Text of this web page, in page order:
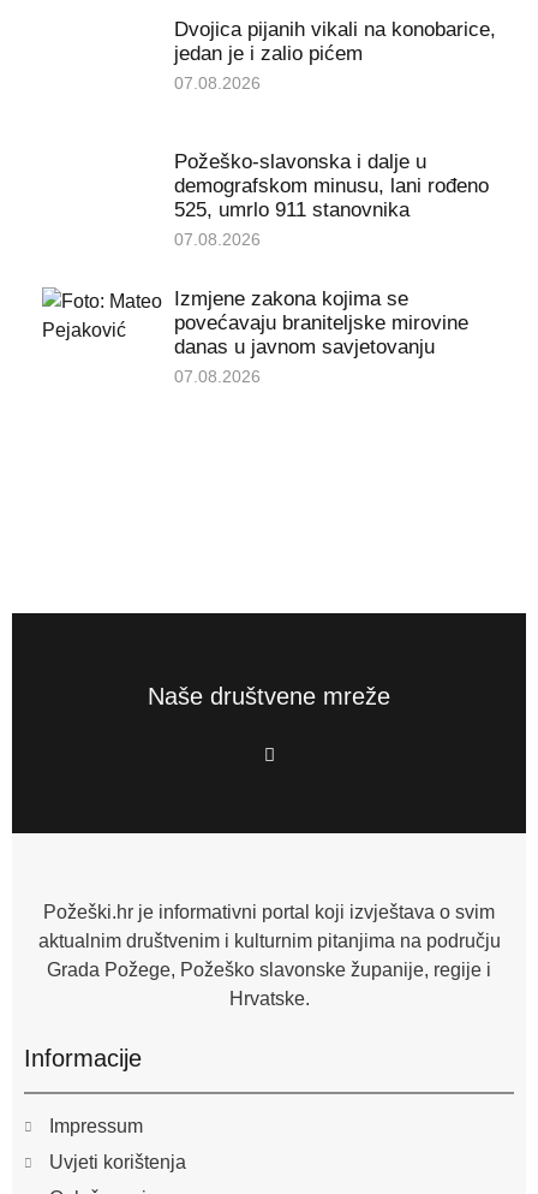
Dvojica pijanih vikali na konobarice,
jedan je i zalio pićem
07.08.2026
Požeško-slavonska i dalje u
demografskom minusu, lani rođeno
525, umrlo 911 stanovnika
07.08.2026
Izmjene zakona kojima se
povećavaju braniteljske mirovine
danas u javnom savjetovanju
07.08.2026
Naše društvene mreže
F
a
o
f
Požeški.hr je informativni portal koji izvještava o svim
aktualnim društvenim i kulturnim pitanjima na području
Grada Požege, Požeško slavonske županije, regije i
Hrvatske.
Informacije
Impressum
Uvjeti korištenja